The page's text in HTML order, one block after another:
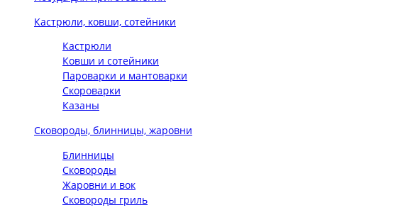
Кастрюли, ковши, сотейники
Кастрюли
Ковши и сотейники
Пароварки и мантоварки
Скороварки
Казаны
Сковороды, блинницы, жаровни
Блинницы
Сковороды
Жаровни и вок
Сковороды гриль